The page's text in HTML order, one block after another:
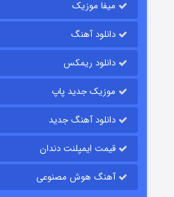
قسمت۱۵ (دوبله)
میفا موزیک
دانلود آهنگ
دانلود ریمکس
موزیک جدید پاپ
دانلود آهنگ جدید
قیمت ایمپلنت دندان
آهنگ هوش مصنوعی